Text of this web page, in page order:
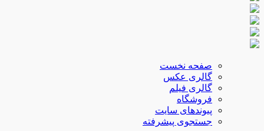
صفحه نخست
گالری عکس
گالری فیلم
فروشگاه
پیوندهای سایت
جستجوی پیشرفته